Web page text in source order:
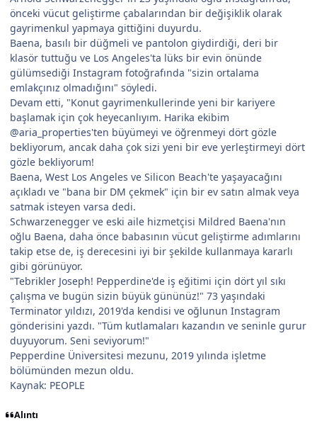
önceki vücut geliştirme çabalarından bir değişiklik olarak
gayrimenkul yapmaya gittiğini duyurdu.
Baena, basılı bir düğmeli ve pantolon giydirdiği, deri bir
klasör tuttuğu ve Los Angeles'ta lüks bir evin önünde
gülümsediği Instagram fotoğrafında "sizin ortalama
emlakçınız olmadığını" söyledi.
Devam etti, "Konut gayrimenkullerinde yeni bir kariyere
başlamak için çok heyecanlıyım. Harika ekibim
@aria_properties'ten büyümeyi ve öğrenmeyi dört gözle
bekliyorum, ancak daha çok sizi yeni bir eve yerleştirmeyi dört
gözle bekliyorum!
Baena, West Los Angeles ve Silicon Beach'te yaşayacağını
açıkladı ve "bana bir DM çekmek" için bir ev satın almak veya
satmak isteyen varsa dedi.
Schwarzenegger ve eski aile hizmetçisi Mildred Baena'nın
oğlu Baena, daha önce babasının vücut geliştirme adımlarını
takip etse de, iş derecesini iyi bir şekilde kullanmaya kararlı
gibi görünüyor.
"Tebrikler Joseph! Pepperdine'de iş eğitimi için dört yıl sıkı
çalışma ve bugün sizin büyük gününüz!" 73 yaşındaki
Terminator yıldızı, 2019'da kendisi ve oğlunun Instagram
gönderisini yazdı. "Tüm kutlamaları kazandın ve seninle gurur
duyuyorum. Seni seviyorum!"
Pepperdine Üniversitesi mezunu, 2019 yılında işletme
bölümünden mezun oldu.
Kaynak: PEOPLE
Alıntı